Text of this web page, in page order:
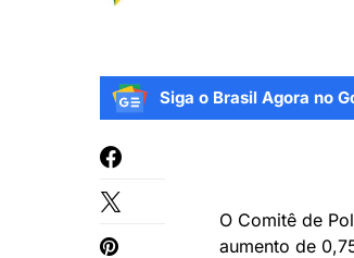
Siga o Brasil Agora no
O Comitê de
aumento de